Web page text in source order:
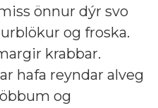
önnur dýr svo
og froska.
krabbar.
hafa reyndar alveg
og